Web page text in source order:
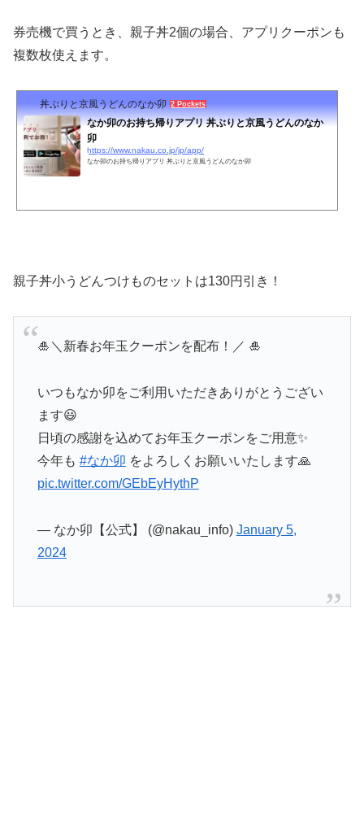
券売機で買うとき、親子丼2個の場合、アプリクーポンも
複数枚使えます。
丼ぶりと京風うどんのなか卯 2 Pockets
なか卯のお持ち帰りアプリ 丼ぶりと京風うどんのなか
卯
https://www.nakau.co.jp/jp/app/
なか卯のお持ち帰りアプリ 丼ぶりと京風うどんのなか卯
親子丼小うどんつけものセットは130円引き！
🎍＼新春お年玉クーポンを配布！／ 🎍
いつもなか卯をご利用いただきありがとうござい
ます😃
日頃の感謝を込めてお年玉クーポンをご用意✨
今年も #なか卯 をよろしくお願いいたします🙏
pic.twitter.com/GEbEyHythP
— なか卯【公式】 (@nakau_info) January 5,
2024